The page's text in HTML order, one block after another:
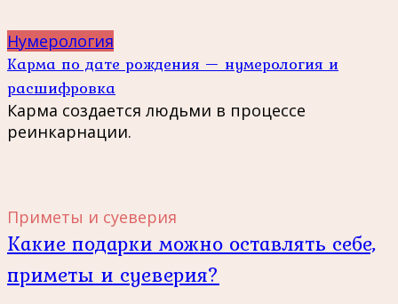
Нумерология
Карма по дате рождения — нумерология и
расшифровка
Карма создается людьми в процессе
реинкарнации.
Приметы и суеверия
Какие подарки можно оставлять себе,
приметы и суеверия?